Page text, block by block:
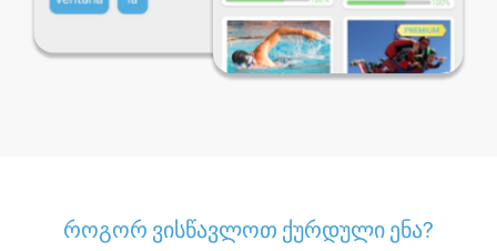
როგორ ვისწავლოთ ქურდული ენა?